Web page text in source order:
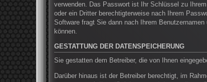
verwenden. Das Passwort ist Ihr Schlüssel zu
oder ein Dritter berechtigterweise nach Ihrem
Software fragt Sie dann nach Ihrem
können.
GESTATTUNG DER DATENSPEICHERUNG
Sie gestatten dem Betreiber, die von Ihnen
Darüber hinaus ist der Betreiber berechtigt, im